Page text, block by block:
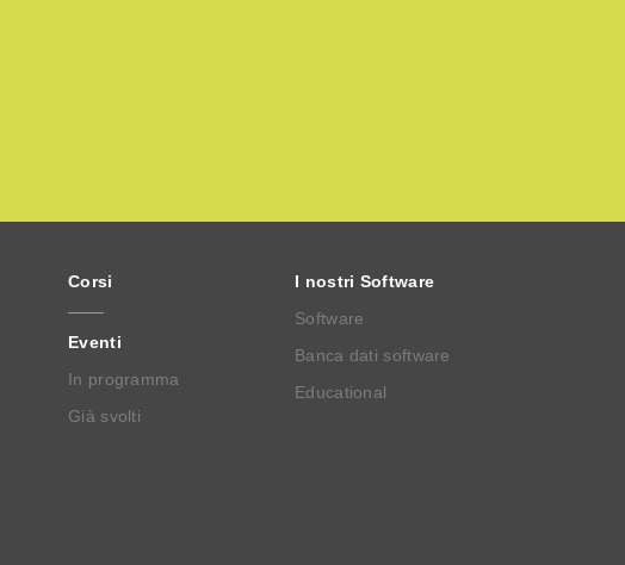
Corsi
Eventi
In programma
Già svolti
I nostri Software
Software
Banca dati software
Educational